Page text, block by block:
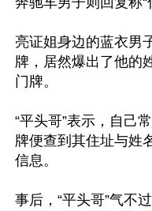
亮证姐身边的蓝衣男
牌，居然爆出了他的
门牌。
“平头哥”表示，自己
牌便查到其住址与姓
信息。
事后，“平头哥”气不